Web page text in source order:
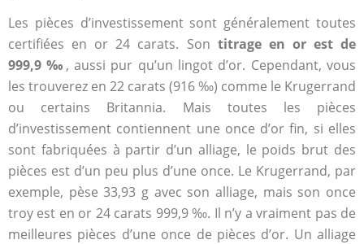
Les pièces d’investissement sont généralement toutes
certifiées en or 24 carats. Son titrage en or est de
999,9 ‰ , aussi pur qu’un lingot d’or. Cependant, vous
les trouverez en 22 carats (916 ‰) comme le Krugerrand
ou certains Britannia. Mais toutes les pièces
d’investissement contiennent une once d’or fin, si elles
sont fabriquées à partir d’un alliage, le poids brut des
pièces est d’un peu plus d’une once. Le Krugerrand, par
exemple, pèse 33,93 g avec son alliage, mais son once
troy est en or 24 carats 999,9 ‰. Il n’y a vraiment pas de
meilleures pièces d’une once de pièces d’or. Un alliage